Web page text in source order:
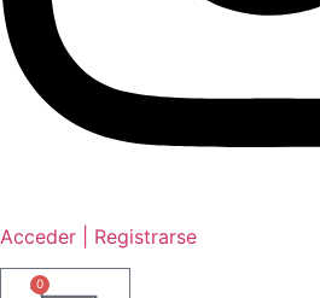
Acceder | Registrarse
0